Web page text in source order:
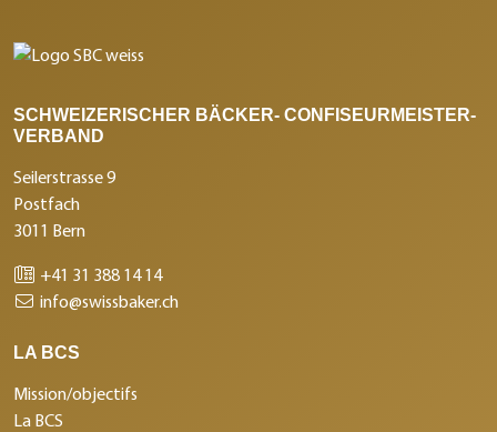
SCHWEIZERISCHER BÄCKER- CONFISEURMEISTER-
VERBAND
Seilerstrasse 9
Postfach
3011 Bern
+41 31 388 14 14
info@swissbaker.ch
LA BCS
Mission/objectifs
La BCS